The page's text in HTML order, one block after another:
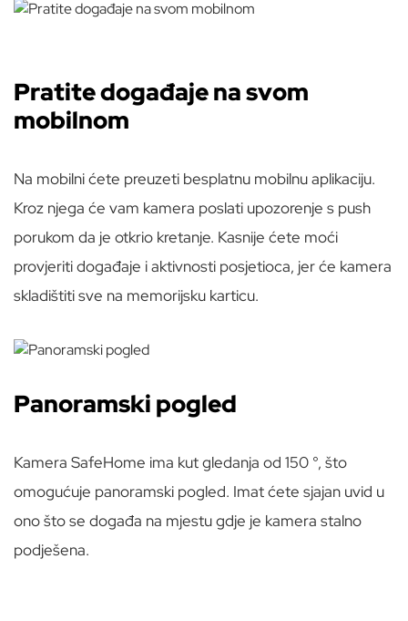
Pratite događaje na svom
mobilnom
Na mobilni ćete preuzeti besplatnu mobilnu aplikaciju.
Kroz njega će vam kamera poslati upozorenje s push
porukom da je otkrio kretanje. Kasnije ćete moći
provjeriti događaje i aktivnosti posjetioca, jer će kamera
skladištiti sve na memorijsku karticu.
Panoramski pogled
Kamera SafeHome ima kut gledanja od 150 °, što
omogućuje panoramski pogled. Imat ćete sjajan uvid u
ono što se događa na mjestu gdje je kamera stalno
podješena.